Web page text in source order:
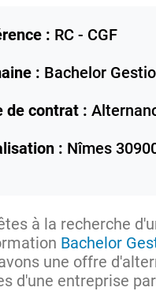
: RC - CGF
: Bachelor
de contrat :
: Nîmes
à la recherche
Bachelor
une offre
d'une entreprise